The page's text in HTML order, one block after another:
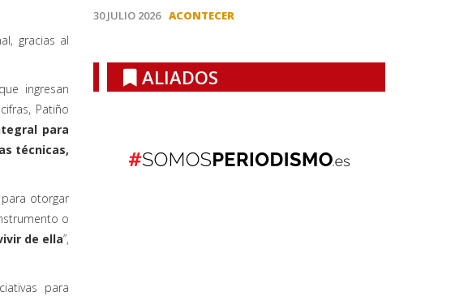
gracias al
ingresan
Patiño
para
técnicas,
otorgar
o
de ella”,
para
30 JULIO 2026 ACONTECER
ALIADOS